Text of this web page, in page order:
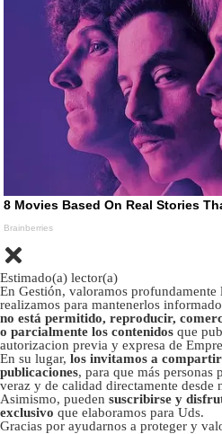
Estimado(a) lector(a)
En Gestión, valoramos
realizamos para mantenerlos
no está permitido, reproducir,
o parcialmente los contenidos que
autorizacion previa y expresa de
En su lugar, los invitamos a compartir
publicaciones, para que más personas
veraz y de calidad directamente desde
Asimismo, pueden suscribirse y
exclusivo que elaboramos para Uds.
Gracias por ayudarnos a proteger y